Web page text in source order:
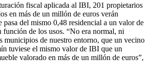
fiscal aplicada al IBI, 201 propietarios
en más de un millón de euros verán
pasa del mismo 0,48 residencial a un valor de
función de los usos. “No era normal, ni
municipios de nuestro entorno, que un vecino
tuviese el mismo valor de IBI que un
valorado en más de un millón de euros”,